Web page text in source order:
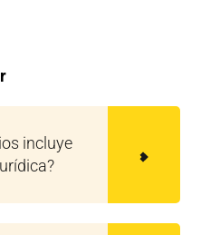
incluye